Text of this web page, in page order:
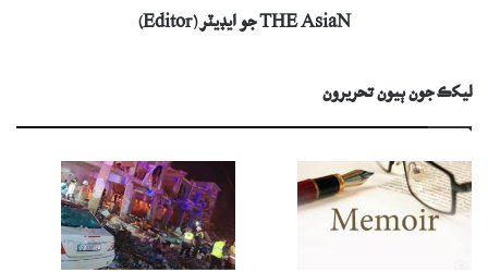
THE AsiaN جو ايڊيٽر (Editor)
ليکڪ جون ٻيون تحريرون